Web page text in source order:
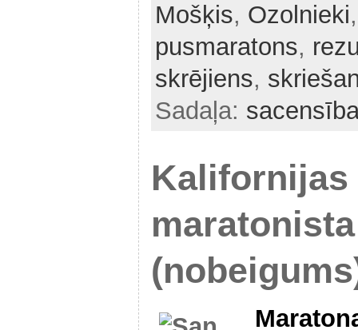
Mošķis, Ozolnieki
pusmaratons,
skrējiens,
Sadaļa: